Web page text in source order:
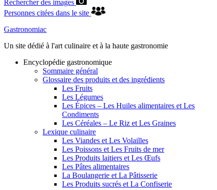
Rechercher des images
Personnes citées dans le site
Gastronomiac
Un site dédié à l'art culinaire et à la haute gastronomie
Encyclopédie gastronomique
Sommaire général
Glossaire des produits et des ingrédients
Les Fruits
Les Légumes
Les Épices – Les Huiles alimentaires et Les
Condiments
Les Céréales – Le Riz et Les Graines
Lexique culinaire
Les Viandes et Les Volailles
Les Poissons et Les Fruits de mer
Les Produits laitiers et Les Œufs
Les Pâtes alimentaires
La Boulangerie et La Pâtisserie
Les Produits sucrés et La Confiserie